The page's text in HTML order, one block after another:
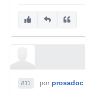
#11 por prosadoc